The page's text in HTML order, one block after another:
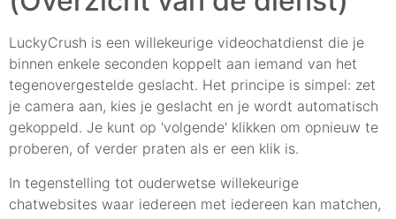
LuckyCrush is een willekeurige videochatdienst die je
binnen enkele seconden koppelt aan iemand van het
tegenovergestelde geslacht. Het principe is simpel: zet
je camera aan, kies je geslacht en je wordt automatisch
gekoppeld. Je kunt op 'volgende' klikken om opnieuw te
proberen, of verder praten als er een klik is.
In tegenstelling tot ouderwetse willekeurige
chatwebsites waar iedereen met iedereen kan matchen,